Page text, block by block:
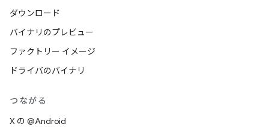
ダウンロード
バイナリのプレビュー
ファクトリー イメージ
ドライバのバイナリ
つながる
X の @Android